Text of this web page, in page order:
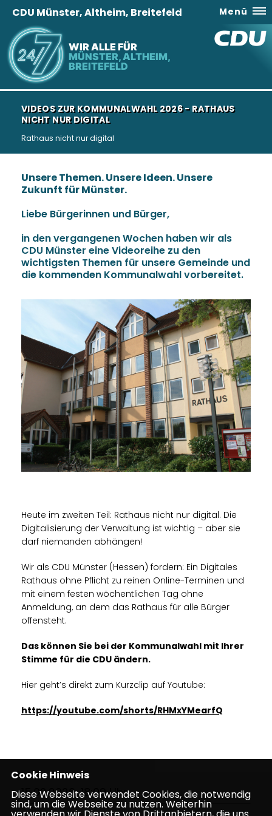
WIR ALLE FÜR
MÜNSTER, ALTHEIM,
BREITEFELD
CDU Münster, Altheim, Breitefeld Menü
VIDEOS ZUR KOMMUNALWAHL 2026 - RATHAUS
NICHT NUR DIGITAL
Rathaus nicht nur digital
Unsere Themen. Unsere Ideen. Unsere
Zukunft für Münster.
Liebe Bürgerinnen und Bürger,
in den vergangenen Wochen haben wir als
CDU Münster eine Videoreihe zu den
wichtigsten Themen für unsere Gemeinde und
die kommenden Kommunalwahl vorbereitet.
Heute im zweiten Teil: Rathaus nicht nur digital. Die
Digitalisierung der Verwaltung ist wichtig – aber sie
darf niemanden abhängen!
Wir als CDU Münster (Hessen) fordern: Ein Digitales
Rathaus ohne Pflicht zu reinen Online-Terminen und
mit einem festen wöchentlichen Tag ohne
Anmeldung, an dem das Rathaus für alle Bürger
offensteht.
Das können Sie bei der Kommunalwahl mit Ihrer
Stimme für die CDU ändern.
Hier geht’s direkt zum Kurzclip auf Youtube:
https://youtube.com/shorts/RHMxYMearfQ
15.02.2026, 18:09 Uhr
Cookie Hinweis
Diese Webseite verwendet Cookies, die notwendig
sind, um die Webseite zu nutzen. Weiterhin